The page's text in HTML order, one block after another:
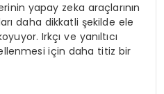
yapay zeka araçlarının
daha dikkatli şekilde ele
Irkçı ve yanıltıcı
için daha titiz bir